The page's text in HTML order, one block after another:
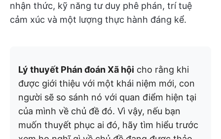
nhận thức, kỹ năng tư duy phê phán, trí tuệ
cảm xúc và một lượng thực hành đáng kể.
Lý thuyết Phán đoán Xã hội cho rằng khi
được giới thiệu với một khái niệm mới, con
người sẽ so sánh nó với quan điểm hiện tại
của mình về chủ đề đó. Vì vậy, nếu bạn
muốn thuyết phục ai đó, hãy tìm hiểu trước